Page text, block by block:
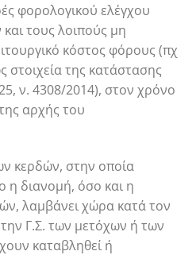
φορολογικού ελέγχου
τους λοιπούς μη
κόστος φόρους (πχ
στοιχεία της κατάστασης
ν. 4308/2014), στον χρόνο
αρχής του
κερδών, στην οποία
η διανομή, όσο και η
λαμβάνει χώρα κατά τον
Γ.Σ. των μετόχων ή των
καταβληθεί ή